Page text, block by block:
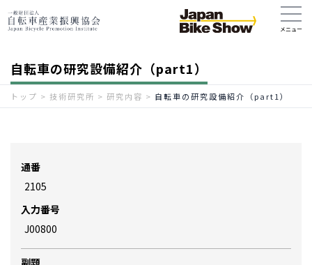
自転車の研究設備紹介（part1）
トップ > 技術研究所 > 研究内容 > 自転車の研究設備紹介（part1）
通番
2105
入力番号
J00800
副題